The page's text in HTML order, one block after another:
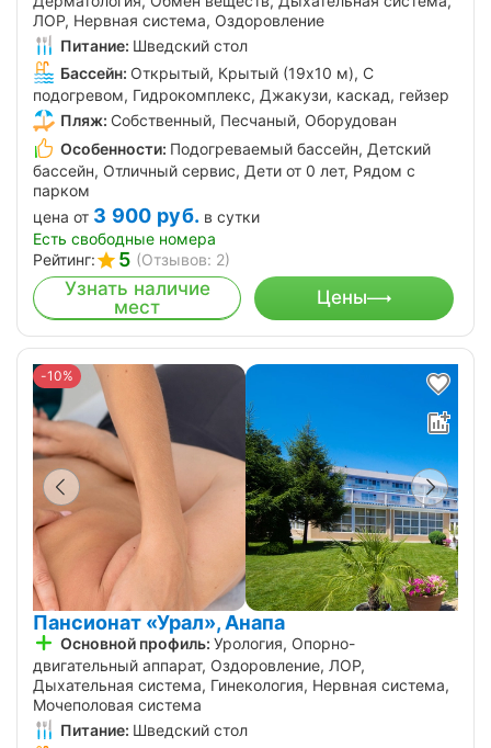
ЛОР, Нервная система, Оздоровление
Питание: Шведский стол
Бассейн: Открытый, Крытый (19х10 м), С
подогревом, Гидрокомплекс, Джакузи, каскад, гейзер
Пляж: Собственный, Песчаный, Оборудован
Особенности: Подогреваемый бассейн, Детский
бассейн, Отличный сервис, Дети от 0 лет, Рядом с
парком
цена от 3 900 руб. в сутки
Есть свободные номера
Рейтинг:
5 (Отзывов: 2)
Узнать наличие
мест
Цены
-10%
Пансионат «Урал», Анапа
Основной профиль: Урология, Опорно-
двигательный аппарат, Оздоровление, ЛОР,
Дыхательная система, Гинекология, Нервная система,
Мочеполовая система
Питание: Шведский стол